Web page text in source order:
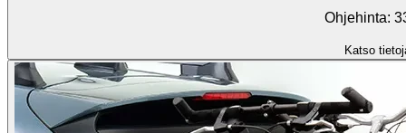
Ohjehinta:
Katso